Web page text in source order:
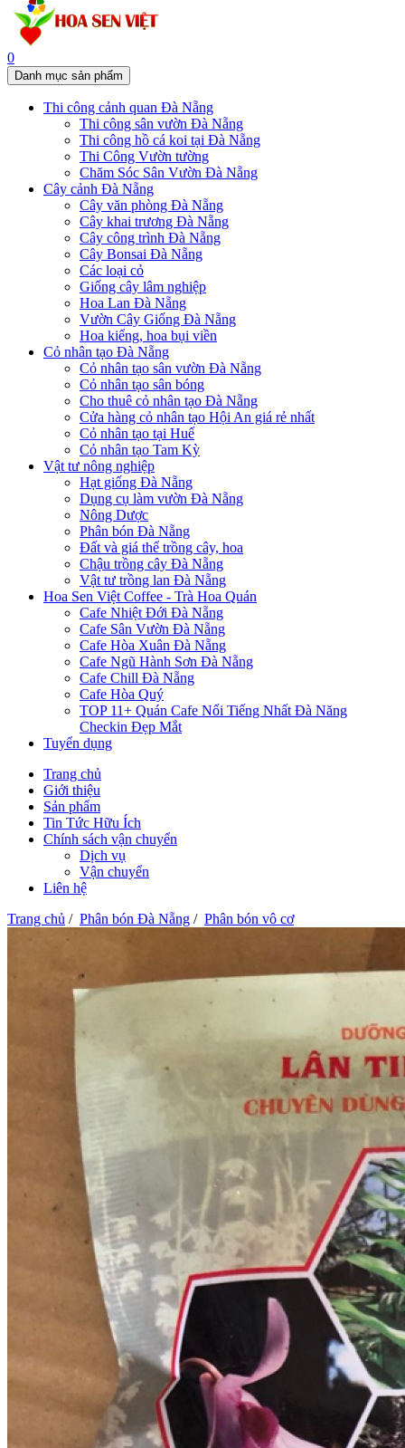
0
Danh mục sản phẩm
Thi công cảnh quan Đà Nẵng
Thi công sân vườn Đà Nẵng
Thi công hồ cá koi tại Đà Nẵng
Thi Công Vườn tường
Chăm Sóc Sân Vườn Đà Nẵng
Cây cảnh Đà Nẵng
Cây văn phòng Đà Nẵng
Cây khai trương Đà Nẵng
Cây công trình Đà Nẵng
Cây Bonsai Đà Nẵng
Các loại cỏ
Giống cây lâm nghiệp
Hoa Lan Đà Nẵng
Vườn Cây Giống Đà Nẵng
Hoa kiểng, hoa bụi viền
Cỏ nhân tạo Đà Nẵng
Cỏ nhân tạo sân vườn Đà Nẵng
Cỏ nhân tạo sân bóng
Cho thuê cỏ nhân tạo Đà Nẵng
Cửa hàng cỏ nhân tạo Hội An giá rẻ nhất
Cỏ nhân tạo tại Huế
Cỏ nhân tạo Tam Kỳ
Vật tư nông nghiệp
Hạt giống Đà Nẵng
Dụng cụ làm vườn Đà Nẵng
Nông Dược
Phân bón Đà Nẵng
Đất và giá thể trồng cây, hoa
Chậu trồng cây Đà Nẵng
Vật tư trồng lan Đà Nẵng
Hoa Sen Việt Coffee - Trà Hoa Quán
Cafe Nhiệt Đới Đà Nẵng
Cafe Sân Vườn Đà Nẵng
Cafe Hòa Xuân Đà Nẵng
Cafe Ngũ Hành Sơn Đà Nẵng
Cafe Chill Đà Nẵng
Cafe Hòa Quý
TOP 11+ Quán Cafe Nổi Tiếng Nhất Đà Năng
Checkin Đẹp Mắt
Tuyển dụng
Trang chủ
Giới thiệu
Sản phẩm
Tin Tức Hữu Ích
Chính sách vận chuyển
Dịch vụ
Vận chuyển
Liên hệ
Trang chủ / Phân bón Đà Nẵng / Phân bón vô cơ